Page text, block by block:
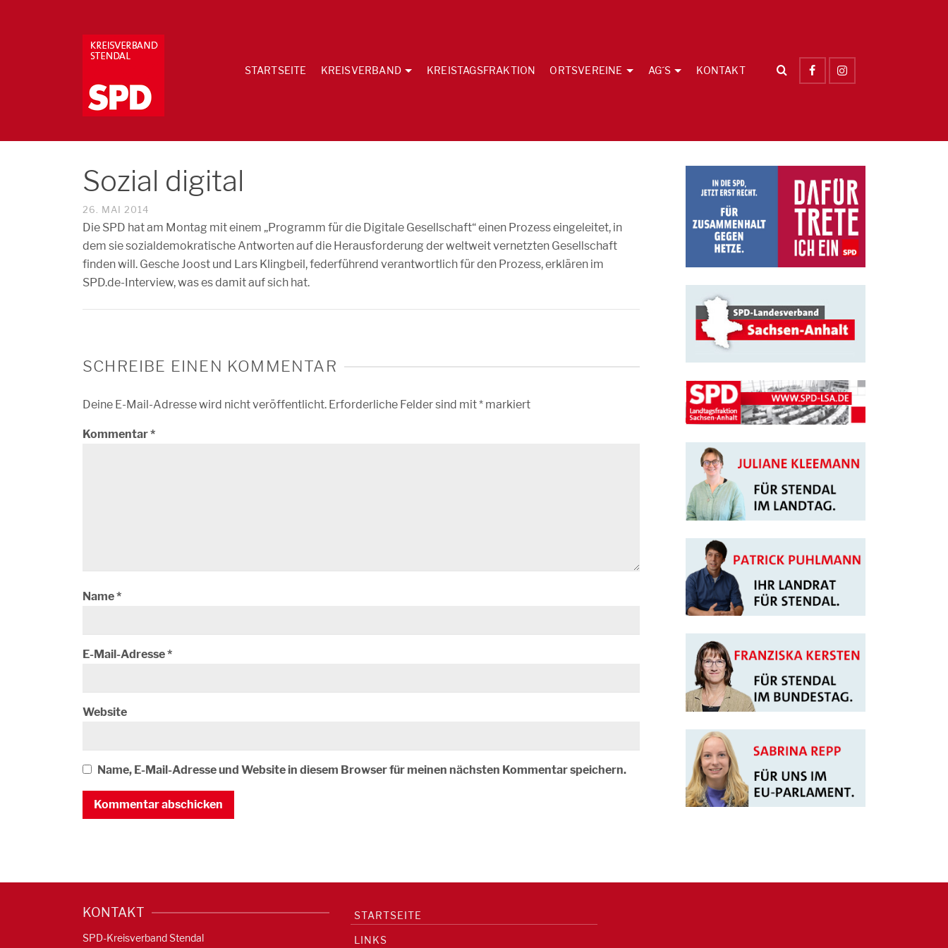
STARTSEITE KREISVERBAND KREISTAGSFRAKTION ORTSVEREINE AG´S KONTAKT
Sozial digital
26. MAI 2014
Die SPD hat am Montag mit einem „Programm für die Digitale Gesellschaft“ einen Prozess eingeleitet, in
dem sie sozialdemokratische Antworten auf die Herausforderung der weltweit vernetzten Gesellschaft
finden will. Gesche Joost und Lars Klingbeil, federführend verantwortlich für den Prozess, erklären im
SPD.de-Interview, was es damit auf sich hat.
SCHREIBE EINEN KOMMENTAR
Deine E-Mail-Adresse wird nicht veröffentlicht. Erforderliche Felder sind mit* markiert
Kommentar*
Name*
E-Mail-Adresse*
Website
Name, E-Mail-Adresse und Website in diesem Browser für meinen nächsten Kommentar speichern.
KONTAKT
SPD-Kreisverband Stendal
STARTSEITE
LINKS